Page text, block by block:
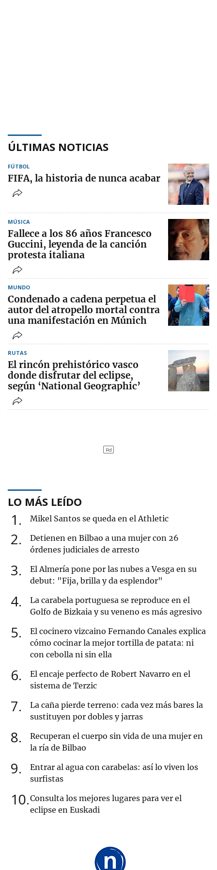
ÚLTIMAS NOTICIAS
FÚTBOL
FIFA, la historia de nunca acabar
MÚSICA
Fallece a los 86 años Francesco
Guccini, leyenda de la canción
protesta italiana
MUNDO
Condenado a cadena perpetua el
autor del atropello mortal contra
una manifestación en Múnich
RUTAS
El rincón prehistórico vasco
donde disfrutar del eclipse,
según ‘National Geographic’
LO MÁS LEÍDO
1 Mikel Santos se queda en el Athletic
2
Detienen en Bilbao a una mujer con 26
órdenes judiciales de arresto
3
El Almería pone por las nubes a Vesga en su
debut: "Fija, brilla y da esplendor"
4
La carabela portuguesa se reproduce en el
Golfo de Bizkaia y su veneno es más agresivo
5
El cocinero vizcaino Fernando Canales explica
cómo cocinar la mejor tortilla de patata: ni
con cebolla ni sin ella
6
El encaje perfecto de Robert Navarro en el
sistema de Terzic
7
La caña pierde terreno: cada vez más bares la
sustituyen por dobles y jarras
8
Recuperan el cuerpo sin vida de una mujer en
la ría de Bilbao
9
Entrar al agua con carabelas: así lo viven los
surfistas
10 Consulta los mejores lugares para ver el
eclipse en Euskadi